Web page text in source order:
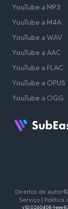
YouTube a MP3
YouTube a M4A
YouTube a WAV
YouTube a AAC
YouTube a FLAC
YouTube a OPUS
YouTube a OGG
Direitos de
Serviço| Política
v1.0.0.260408-1-